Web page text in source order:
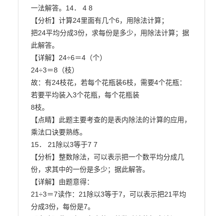
一法解答。14． 4 8
【分析】计算24里面有几个6，用除法计算；
把24平均分成3份，求每份是多少，用除法计算；据
此解答。
【详解】24÷6＝4（个）
24÷3＝8（枝）
故：有24枝花，若每个花瓶装6枝，需要4个花瓶：
若要平均装入3个花瓶，每个花瓶装
8枝。
【点睛】此题主要考查的是表内除法的计算的应用，
乘法口诀要熟练。
15． 21除以3等于7 7
【分析】整数除法，可以表示把一个数平均分成几
份，求其中的一份是多少；据此解答。
【详解】由题意得：
21÷3＝7读作：21除以3等于7，可以表示把21平均
分成3份，每份是7。